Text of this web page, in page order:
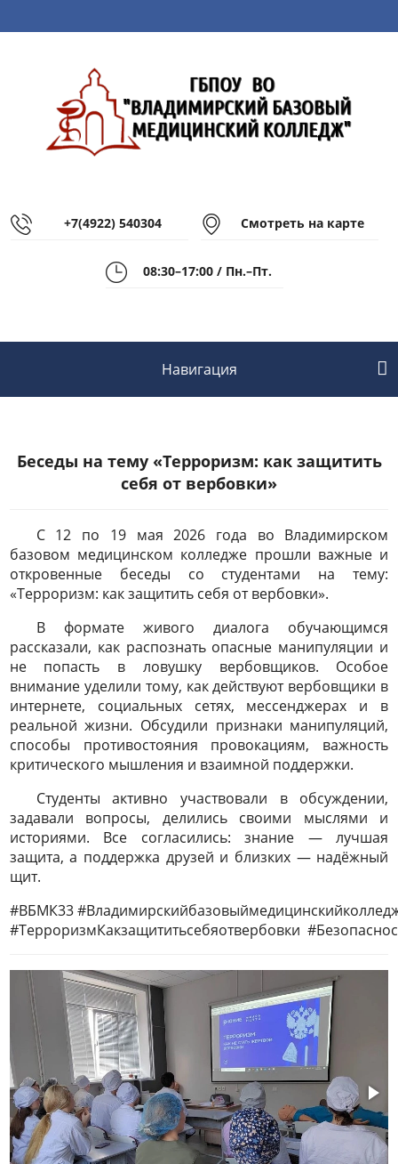
+7(4922) 540304 Смотреть на карте
08:30–17:00 / Пн.–Пт.
Навигация
Беседы на тему «Терроризм: как защитить
себя от вербовки»
С 12 по 19 мая 2026 года во Владимирском
базовом медицинском колледже прошли важные и
откровенные беседы со студентами на тему:
«Терроризм: как защитить себя от вербовки».
В формате живого диалога обучающимся
рассказали, как распознать опасные манипуляции и
не попасть в ловушку вербовщиков. Особое
внимание уделили тому, как действуют вербовщики в
интернете, социальных сетях, мессенджерах и в
реальной жизни. Обсудили признаки манипуляций,
способы противостояния провокациям, важность
критического мышления и взаимной поддержки.
Студенты активно участвовали в обсуждении,
задавали вопросы, делились своими мыслями и
историями. Все согласились: знание — лучшая
защита, а поддержка друзей и близких — надёжный
щит.
#ВБМК33
#ТерроризмКакзащититьсебяотвербовки